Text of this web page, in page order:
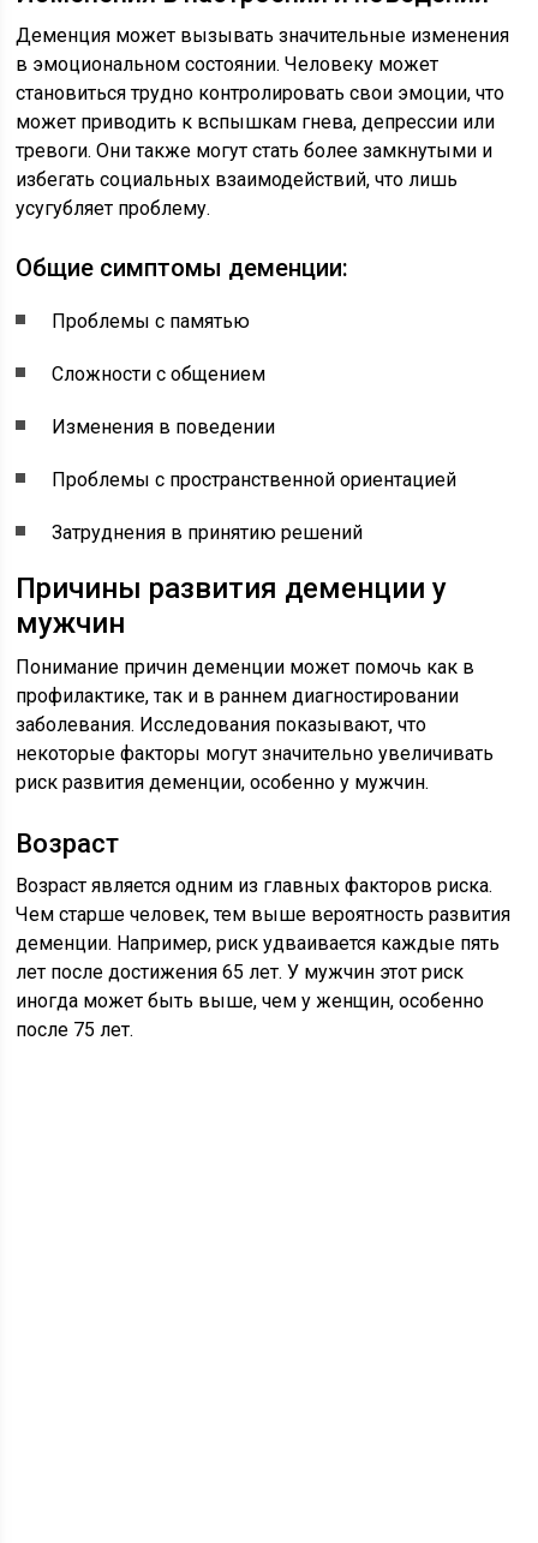
Деменция может вызывать значительные изменения
в эмоциональном состоянии. Человеку может
становиться трудно контролировать свои эмоции, что
может приводить к вспышкам гнева, депрессии или
тревоги. Они также могут стать более замкнутыми и
избегать социальных взаимодействий, что лишь
усугубляет проблему.
Общие симптомы деменции:
Проблемы с памятью
Сложности с общением
Изменения в поведении
Проблемы с пространственной ориентацией
Затруднения в принятию решений
Причины развития деменции у
мужчин
Понимание причин деменции может помочь как в
профилактике, так и в раннем диагностировании
заболевания. Исследования показывают, что
некоторые факторы могут значительно увеличивать
риск развития деменции, особенно у мужчин.
Возраст
Возраст является одним из главных факторов риска.
Чем старше человек, тем выше вероятность развития
деменции. Например, риск удваивается каждые пять
лет после достижения 65 лет. У мужчин этот риск
иногда может быть выше, чем у женщин, особенно
после 75 лет.